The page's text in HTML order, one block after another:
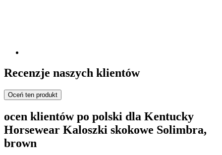
Recenzje naszych klientów
Oceń ten produkt
ocen klientów po polski dla Kentucky
Horsewear Kaloszki skokowe Solimbra,
brown